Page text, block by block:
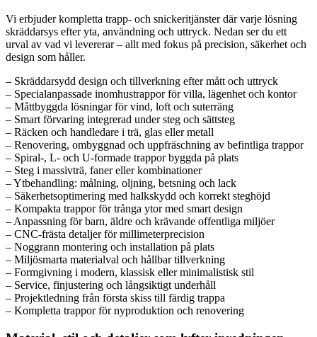
Vi erbjuder kompletta trapp- och snickeritjänster där varje lösning
skräddarsys efter yta, användning och uttryck. Nedan ser du ett
urval av vad vi levererar – allt med fokus på precision, säkerhet och
design som håller.
– Skräddarsydd design och tillverkning efter mått och uttryck
– Specialanpassade inomhustrappor för villa, lägenhet och kontor
– Måttbyggda lösningar för vind, loft och suterräng
– Smart förvaring integrerad under steg och sättsteg
– Räcken och handledare i trä, glas eller metall
– Renovering, ombyggnad och uppfräschning av befintliga trappor
– Spiral-, L- och U-formade trappor byggda på plats
– Steg i massivträ, faner eller kombinationer
– Ytbehandling: målning, oljning, betsning och lack
– Säkerhetsoptimering med halkskydd och korrekt steghöjd
– Kompakta trappor för trånga ytor med smart design
– Anpassning för barn, äldre och krävande offentliga miljöer
– CNC-frästa detaljer för millimeterprecision
– Noggrann montering och installation på plats
– Miljösmarta materialval och hållbar tillverkning
– Formgivning i modern, klassisk eller minimalistisk stil
– Service, finjustering och långsiktigt underhåll
– Projektledning från första skiss till färdig trappa
– Kompletta trappor för nyproduktion och renovering